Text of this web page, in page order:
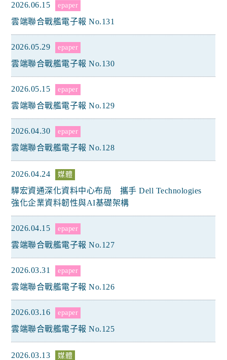
2026.06.15 epaper
雲端聯合戰艦電子報 No.131
2026.05.29 epaper
雲端聯合戰艦電子報 No.130
2026.05.15 epaper
雲端聯合戰艦電子報 No.129
2026.04.30 epaper
雲端聯合戰艦電子報 No.128
2026.04.24 媒體
驊宏資通深化資料中心布局 攜手 Dell Technologies
強化企業資料韌性與AI基礎架構
2026.04.15 epaper
雲端聯合戰艦電子報 No.127
2026.03.31 epaper
雲端聯合戰艦電子報 No.126
2026.03.16 epaper
雲端聯合戰艦電子報 No.125
2026.03.13 媒體